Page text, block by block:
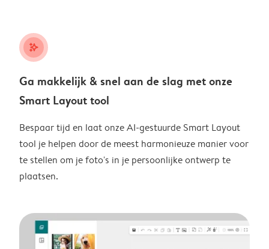
stars_plus
Ga makkelijk & snel aan de slag met onze
Smart Layout tool
Bespaar tijd en laat onze AI-gestuurde Smart Layout
tool je helpen door de meest harmonieuze manier voor
te stellen om je foto's in je persoonlijke ontwerp te
plaatsen.